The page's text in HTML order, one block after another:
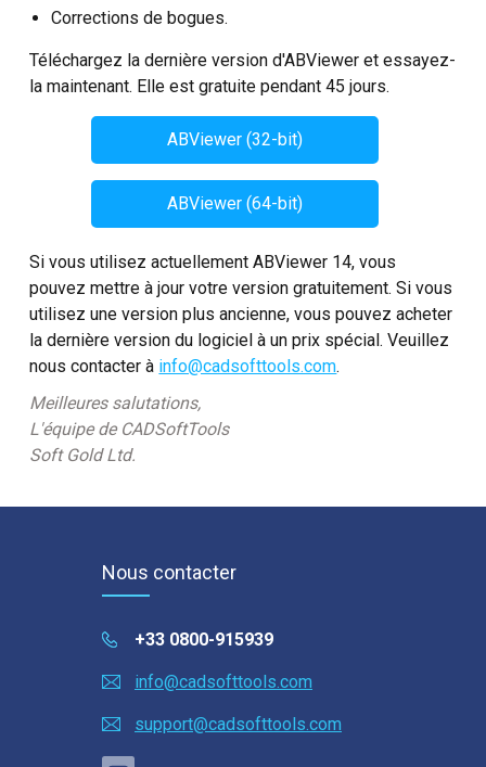
Corrections de bogues.
Téléchargez la dernière version d'ABViewer et essayez-
la maintenant. Elle est gratuite pendant 45 jours.
ABViewer (32-bit)
ABViewer (64-bit)
Si vous utilisez actuellement ABViewer 14, vous
pouvez mettre à jour votre version gratuitement. Si vous
utilisez une version plus ancienne, vous pouvez acheter
la dernière version du logiciel à un prix spécial. Veuillez
nous contacter à info@cadsofttools.com.
Meilleures salutations,
L'équipe de CADSoftTools
Soft Gold Ltd.
Nous contacter
+33 0800-915939
info@cadsofttools.com
support@cadsofttools.com